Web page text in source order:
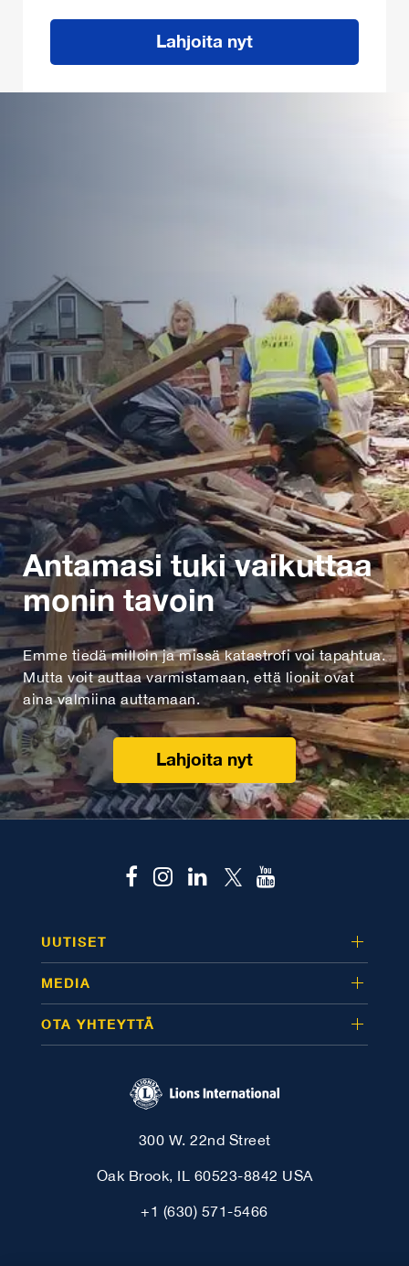
Lahjoita nyt
Antamasi tuki vaikuttaa
monin tavoin
Emme tiedä milloin ja missä katastrofi voi tapahtua.
Mutta voit auttaa varmistamaan, että lionit ovat
aina valmiina auttamaan.
Lahjoita nyt
UUTISET
MEDIA
OTA YHTEYTTÄ
300 W. 22nd Street
Oak Brook, IL 60523-8842 USA
+1 (630) 571-5466